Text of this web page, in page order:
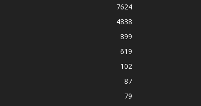
7624
4838
899
619
102
87
79